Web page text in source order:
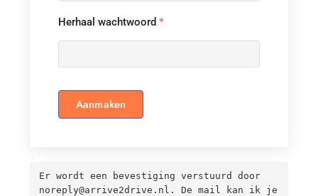
Herhaal wachtwoord *
Aanmaken
Er wordt een bevestiging verstuurd door
noreply@arrive2drive.nl. De mail kan ik je